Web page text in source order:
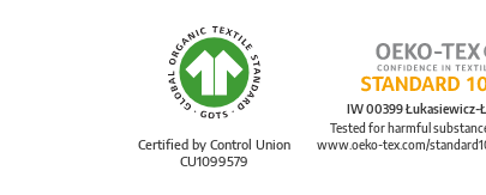
Certified by Control Union
CU1099579
IW 00399 Łukasiewicz-
Tested for harmful
www.oeko-tex.com/